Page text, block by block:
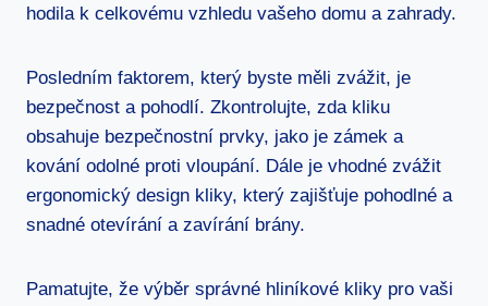
hodila k celkovému vzhledu ​vašeho domu a zahrady.
Posledním ⁢faktorem, ⁢který byste měli zvážit, je
bezpečnost ⁣a pohodlí. Zkontrolujte, zda ‍kliku
obsahuje bezpečnostní prvky, jako je zámek a
kování​ odolné proti vloupání. Dále ⁣je vhodné zvážit
ergonomický design kliky, který zajišťuje pohodlné a​
snadné otevírání a zavírání brány.
Pamatujte, že výběr ⁢správné hliníkové kliky pro vaši